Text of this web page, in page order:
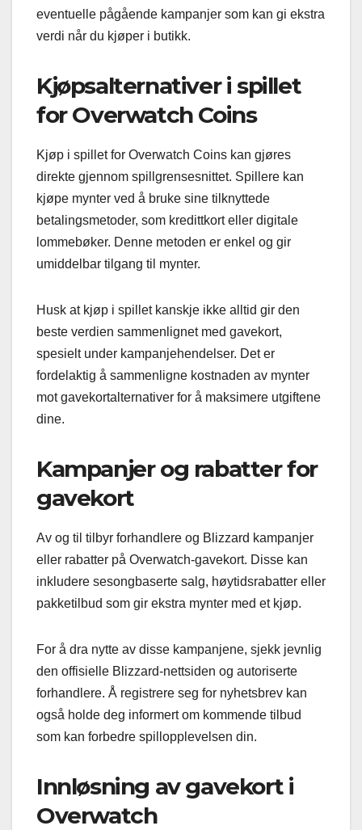
eventuelle pågående kampanjer som kan gi ekstra
verdi når du kjøper i butikk.
Kjøpsalternativer i spillet
for Overwatch Coins
Kjøp i spillet for Overwatch Coins kan gjøres
direkte gjennom spillgrensesnittet. Spillere kan
kjøpe mynter ved å bruke sine tilknyttede
betalingsmetoder, som kredittkort eller digitale
lommebøker. Denne metoden er enkel og gir
umiddelbar tilgang til mynter.
Husk at kjøp i spillet kanskje ikke alltid gir den
beste verdien sammenlignet med gavekort,
spesielt under kampanjehendelser. Det er
fordelaktig å sammenligne kostnaden av mynter
mot gavekortalternativer for å maksimere utgiftene
dine.
Kampanjer og rabatter for
gavekort
Av og til tilbyr forhandlere og Blizzard kampanjer
eller rabatter på Overwatch-gavekort. Disse kan
inkludere sesongbaserte salg, høytidsrabatter eller
pakketilbud som gir ekstra mynter med et kjøp.
For å dra nytte av disse kampanjene, sjekk jevnlig
den offisielle Blizzard-nettsiden og autoriserte
forhandlere. Å registrere seg for nyhetsbrev kan
også holde deg informert om kommende tilbud
som kan forbedre spillopplevelsen din.
Innløsning av gavekort i
Overwatch